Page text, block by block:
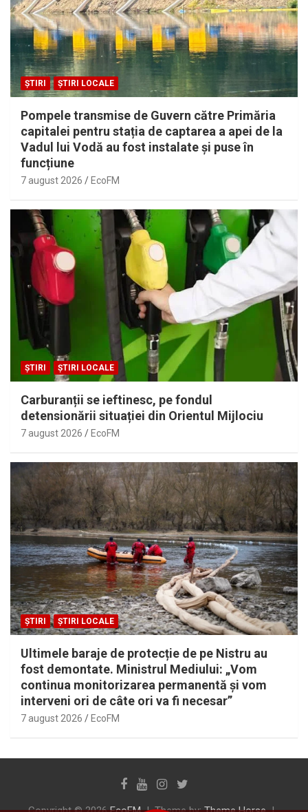
ȘTIRI ȘTIRI LOCALE
Pompele transmise de Guvern către Primăria
capitalei pentru stația de captarea a apei de la
Vadul lui Vodă au fost instalate și puse în
funcțiune
7 august 2026 EcoFM
ȘTIRI ȘTIRI LOCALE
Carburanții se ieftinesc, pe fondul
detensionării situației din Orientul Mijlociu
7 august 2026 EcoFM
ȘTIRI ȘTIRI LOCALE
Ultimele baraje de protecție de pe Nistru au
fost demontate. Ministrul Mediului: „Vom
continua monitorizarea permanentă și vom
interveni ori de câte ori va fi necesar”
7 august 2026 EcoFM